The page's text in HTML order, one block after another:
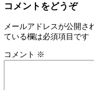
コメントをどうぞ
メールアドレスが公開さ
ている欄は必須項目です
コメント ※